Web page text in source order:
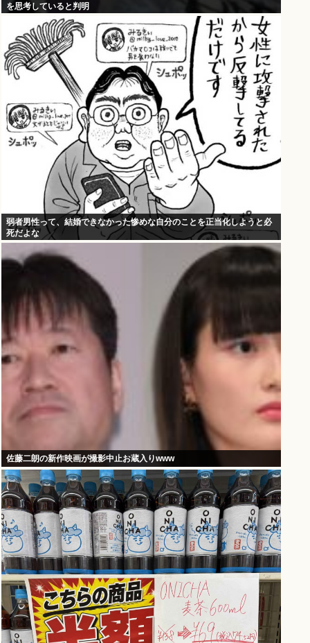
を思考していると判明
弱者男性って、結婚できなかった惨めな自分のことを正当化しようと必
死だよな
佐藤二朗の新作映画が撮影中止お蔵入りwww